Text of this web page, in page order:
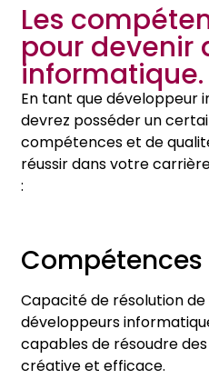
Les
pour devenir
informatique.
En tant que développeur
devrez posséder un
compétences et de
réussir dans votre
:
Compétences
Capacité de résolution de
développeurs
capables de résoudre
créative et efficace.